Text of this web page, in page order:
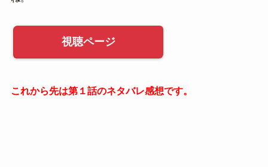
視聴ページ
これから先は第１話のネタバレ感想です。